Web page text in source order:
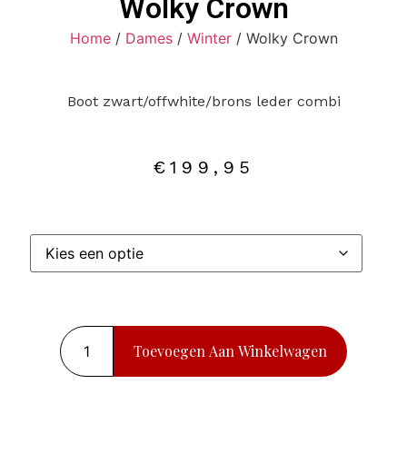
Wolky Crown
Home/ Dames/ Winter/ Wolky Crown
Boot zwart/offwhite/brons leder combi
€ 199,95
Toevoegen Aan Winkelwagen